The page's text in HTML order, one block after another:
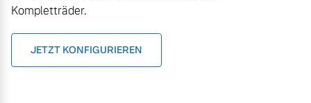
Kompletträder.
JETZT KONFIGURIEREN